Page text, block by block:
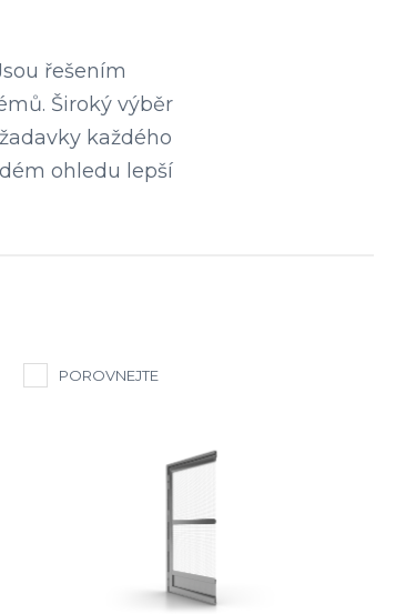
řešením
Široký výběr
každého
ohledu lepší
POROVNEJTE